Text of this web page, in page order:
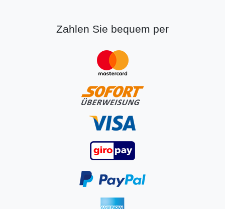
Zahlen Sie bequem per